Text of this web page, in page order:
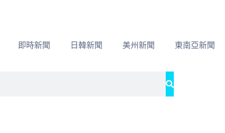
即時新聞 日韓新聞 美州新聞 東南亞新聞